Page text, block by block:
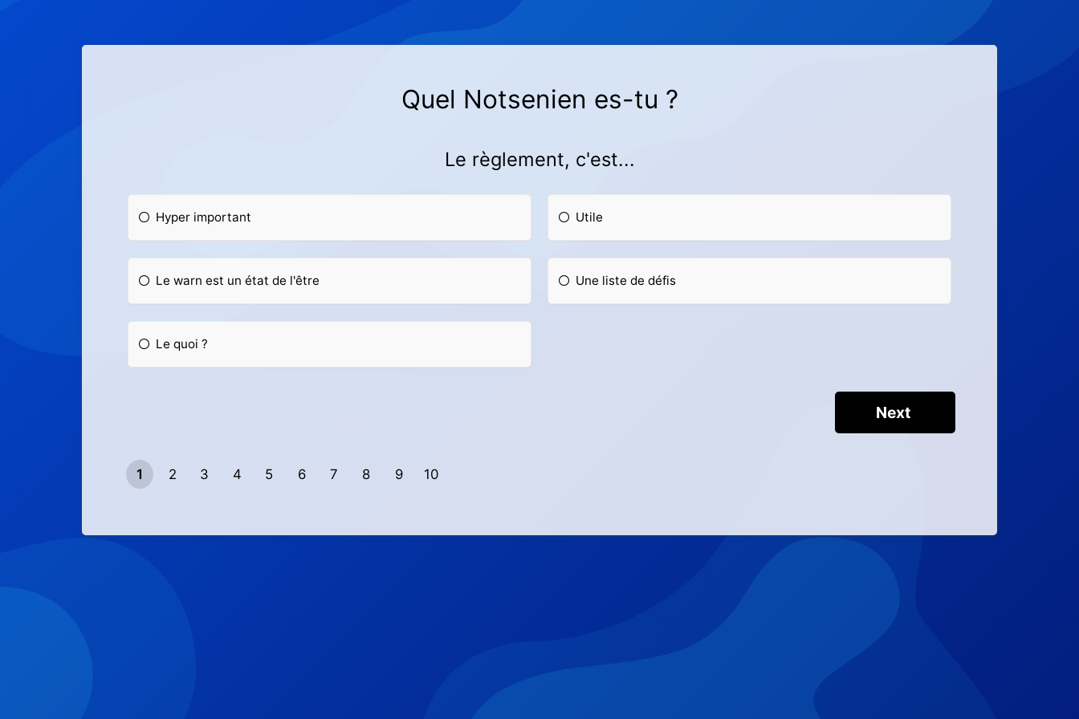
Quel Notsenien es-tu ?
Le règlement, c'est...
Hyper important Utile
Le warn est un état de l'être Une liste de défis
Le quoi ?
1 2 3 4 5 6 7 8 9 10